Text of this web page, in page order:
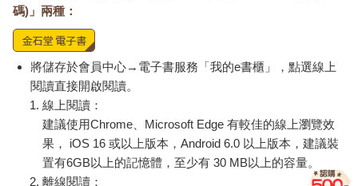
碼)」兩種：
將儲存於會員中心→電子書服務「我的e書櫃」，點選線上
閱讀直接開啟閱讀。
線上閱讀：
建議使用Chrome、Microsoft Edge 有較佳的線上瀏覽效
果， iOS 16 或以上版本，Android 6.0 以上版本，建議裝
置有6GB以上的記憶體，至少有 30 MB以上的容量。
離線閱讀：